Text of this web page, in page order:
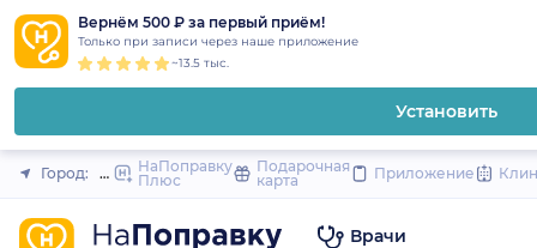
Вернём 500 ₽ за первый приём!
Только при записи через наше приложение
~13.5 тыс.
Установить
Закрыть
Город: ОбнинскНаПоправку
Плюс
Подарочная
карта
Приложение
Врачи